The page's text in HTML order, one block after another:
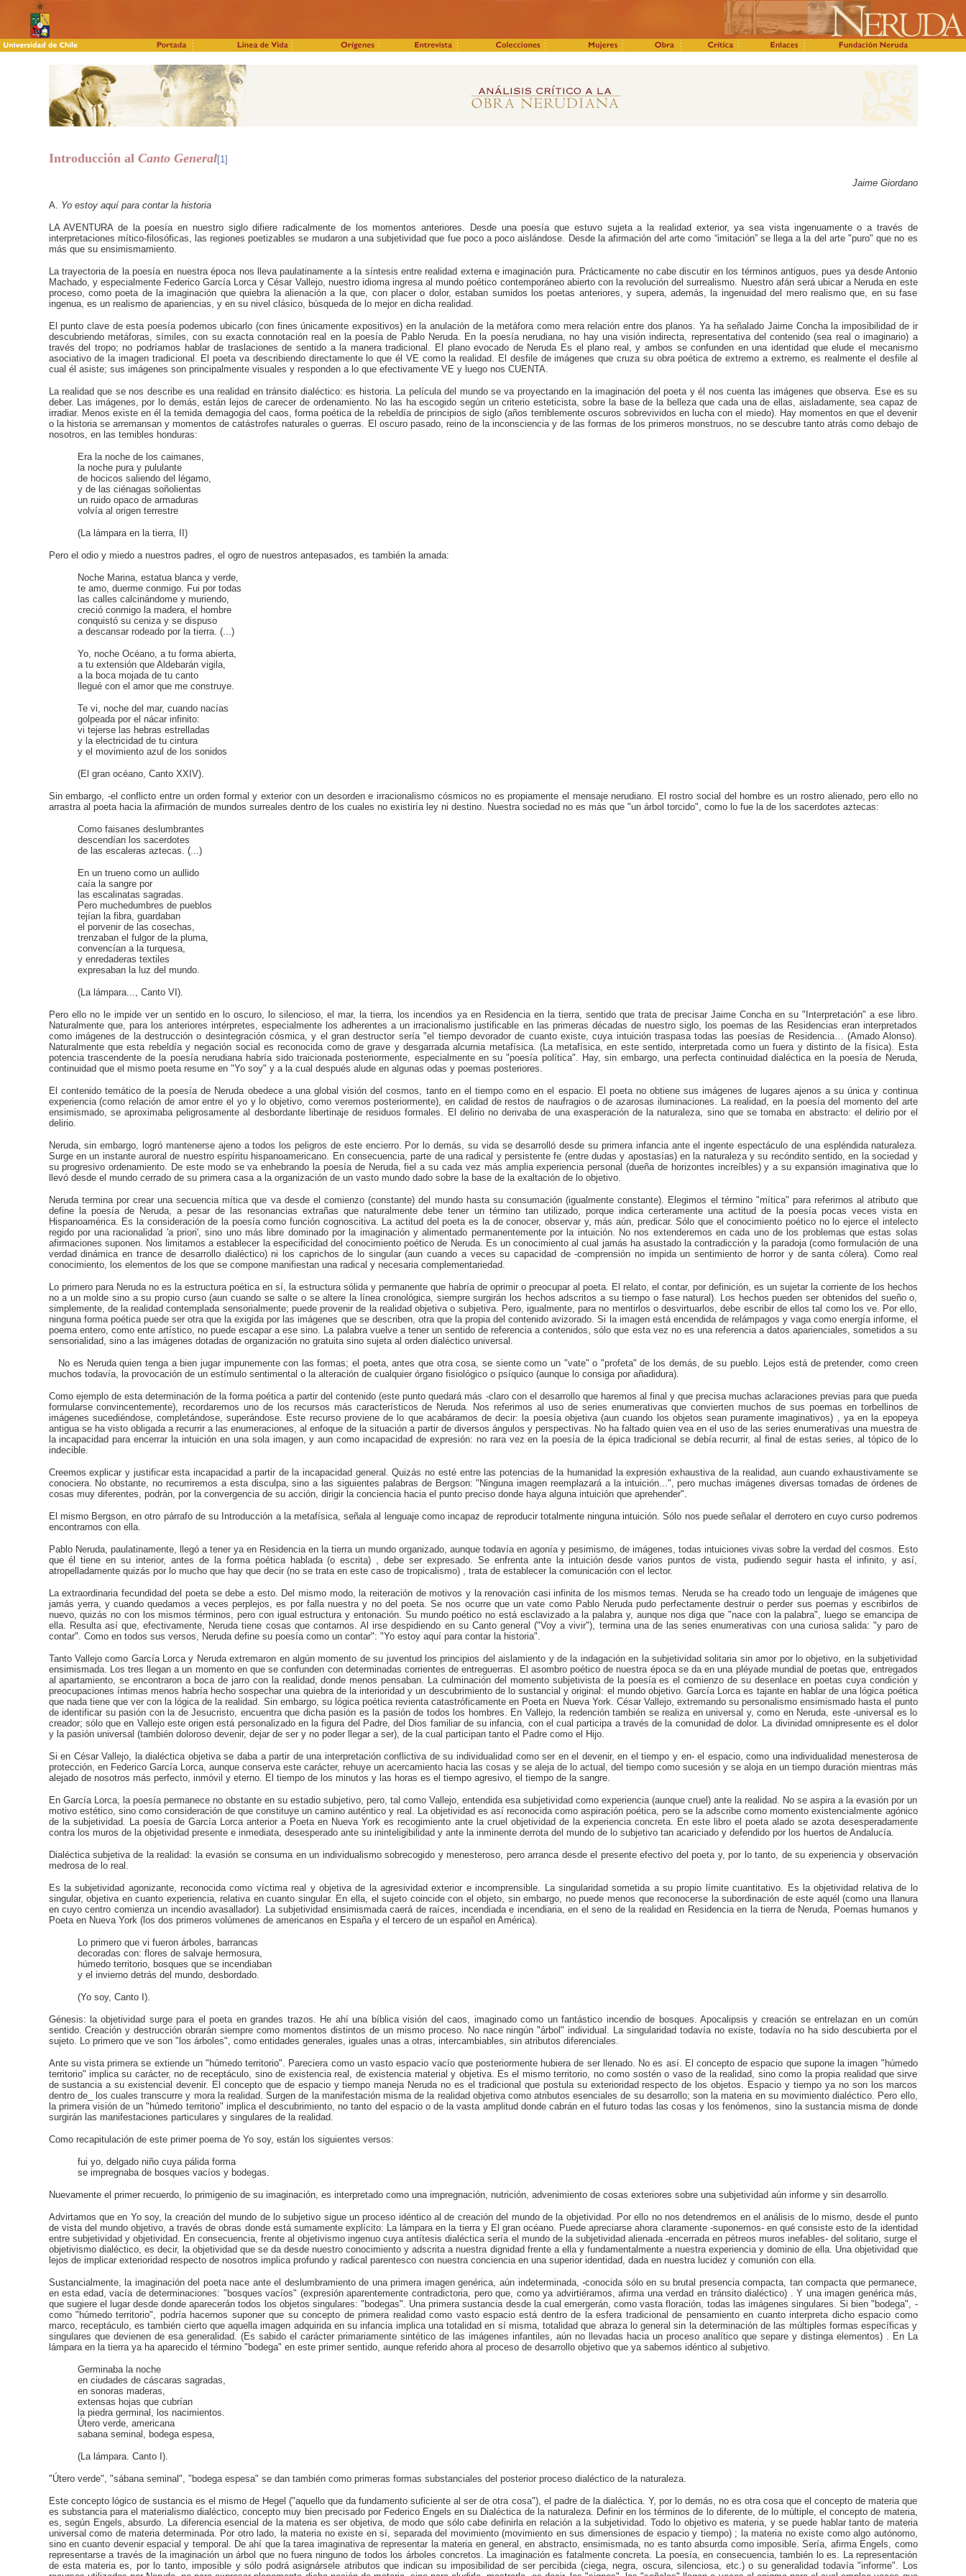
Introducción alCanto General[1]
Jaime Giordano
A. Yo estoy aquí para contar la historia
LA AVENTURA de la poesía en nuestro siglo difiere radicalmente de los momentos anteriores. Desde una poesía que estuvo sujeta a la realidad exterior, ya sea vista ingenuamente o a través de
interpretaciones mítico-filosóficas, las regiones poetizables se mudaron a una subjetividad que fue poco a poco aislándose. Desde la afirmación del arte como “imitación” se llega a la del arte "puro" que no es
más que su ensimismamiento.
La trayectoria de la poesía en nuestra época nos lleva paulatinamente a la síntesis entre realidad externa e imaginación pura. Prácticamente no cabe discutir en los términos antiguos, pues ya desde Antonio
Machado, y especialmente Federico García Lorca y César Vallejo, nuestro idioma ingresa al mundo poético contemporáneo abierto con la revolución del surrealismo. Nuestro afán será ubicar a Neruda en este
proceso, como poeta de la imaginación que quiebra la alienación a la que, con placer o dolor, estaban sumidos los poetas anteriores, y supera, además, la ingenuidad del mero realismo que, en su fase
ingenua, es un realismo de apariencias, y en su nivel clásico, búsqueda de lo mejor en dicha realidad.
El punto clave de esta poesía podemos ubicarlo (con fines únicamente expositivos) en la anulación de la metáfora como mera relación entre dos planos. Ya ha señalado Jaime Concha la imposibilidad de ir
descubriendo metáforas, símiles, con su exacta connotación real en la poesía de Pablo Neruda. En la poesía nerudiana, no hay una visión indirecta, representativa del contenido (sea real o imaginario) a
través del tropo; no podríamos hablar de traslaciones de sentido a la manera tradicional. El plano evocado de Neruda Es el plano real, y ambos se confunden en una identidad que elude el mecanismo
asociativo de la imagen tradicional. El poeta va describiendo directamente lo que él VE como la realidad. El desfile de imágenes que cruza su obra poética de extremo a extremo, es realmente el desfile al
cual él asiste; sus imágenes son principalmente visuales y responden a lo que efectivamente VE y luego nos CUENTA.
La realidad que se nos describe es una realidad en tránsito dialéctico: es historia. La película del mundo se va proyectando en la imaginación del poeta y él nos cuenta las imágenes que observa. Ese es su
deber. Las imágenes, por lo demás, están lejos de carecer de ordenamiento. No las ha escogido según un criterio esteticista, sobre la base de la belleza que cada una de ellas, aisladamente, sea capaz de
irradiar. Menos existe en él la temida demagogia del caos, forma poética de la rebeldía de principios de siglo (años terriblemente oscuros sobrevividos en lucha con el miedo). Hay momentos en que el devenir
o la historia se arremansan y momentos de catástrofes naturales o guerras. El oscuro pasado, reino de la inconsciencia y de las formas de los primeros monstruos, no se descubre tanto atrás como debajo de
nosotros, en las temibles honduras:
Era la noche de los caimanes,
la noche pura y pululante
de hocicos saliendo del légamo,
y de las ciénagas soñolientas
un ruido opaco de armaduras
volvía al origen terrestre
(La lámpara en la tierra, II)
Pero el odio y miedo a nuestros padres, el ogro de nuestros antepasados, es también la amada:
Noche Marina, estatua blanca y verde,
te amo, duerme conmigo. Fui por todas
las calles calcinándome y muriendo,
creció conmigo la madera, el hombre
conquistó su ceniza y se dispuso
a descansar rodeado por la tierra. (...)
Yo, noche Océano, a tu forma abierta,
a tu extensión que Aldebarán vigila,
a la boca mojada de tu canto
llegué con el amor que me construye.
Te vi, noche del mar, cuando nacías
golpeada por el nácar infinito:
vi tejerse las hebras estrelladas
y la electricidad de tu cintura
y el movimiento azul de los sonidos
(El gran océano, Canto XXIV).
Sin embargo, -el conflicto entre un orden formal y exterior con un desorden e irracionalismo cósmicos no es propiamente el mensaje nerudiano. El rostro social del hombre es un rostro alienado, pero ello no
arrastra al poeta hacia la afirmación de mundos surreales dentro de los cuales no existiría ley ni destino. Nuestra sociedad no es más que "un árbol torcido", como lo fue la de los sacerdotes aztecas:
Como faisanes deslumbrantes
descendían los sacerdotes
de las escaleras aztecas. (...)
En un trueno como un aullido
caía la sangre por
las escalinatas sagradas.
Pero muchedumbres de pueblos
tejían la fibra, guardaban
el porvenir de las cosechas,
trenzaban el fulgor de la pluma,
convencían a la turquesa,
y enredaderas textiles
expresaban la luz del mundo.
(La lámpara..., Canto VI).
Pero ello no le impide ver un sentido en lo oscuro, lo silencioso, el mar, la tierra, los incendios ya en Residencia en la tierra, sentido que trata de precisar Jaime Concha en su "Interpretación" a ese libro.
Naturalmente que, para los anteriores intérpretes, especialmente los adherentes a un irracionalismo justificable en las primeras décadas de nuestro siglo, los poemas de las Residencias eran interpretados
como imágenes de la destrucción o desintegración cósmica, y el gran destructor sería "el tiempo devorador de cuanto existe, cuya intuición traspasa todas las poesías de Residencia… (Amado Alonso).
Naturalmente que esta rebeldía y negación social es reconocida como de grave y desgarrada alcurnia metafísica. (La metafísica, en este sentido, interpretada como un fuera y distinto de la física). Esta
potencia trascendente de la poesía nerudiana habría sido traicionada posteriormente, especialmente en su "poesía política". Hay, sin embargo, una perfecta continuidad dialéctica en la poesía de Neruda,
continuidad que el mismo poeta resume en "Yo soy" y a la cual después alude en algunas odas y poemas posteriores.
El contenido temático de la poesía de Neruda obedece a una global visión del cosmos, tanto en el tiempo como en el espacio. El poeta no obtiene sus imágenes de lugares ajenos a su única y continua
experiencia (como relación de amor entre el yo y lo objetivo, como veremos posteriormente), en calidad de restos de naufragios o de azarosas iluminaciones. La realidad, en la poesía del momento del arte
ensimismado, se aproximaba peligrosamente al desbordante libertinaje de residuos formales. El delirio no derivaba de una exasperación de la naturaleza, sino que se tomaba en abstracto: el delirio por el
delirio.
Neruda, sin embargo, logró mantenerse ajeno a todos los peligros de este encierro. Por lo demás, su vida se desarrolló desde su primera infancia ante el ingente espectáculo de una espléndida naturaleza.
Surge en un instante auroral de nuestro espíritu hispanoamericano. En consecuencia, parte de una radical y persistente fe (entre dudas y apostasías) en la naturaleza y su recóndito sentido, en la sociedad y
su progresivo ordenamiento. De este modo se va enhebrando la poesía de Neruda, fiel a su cada vez más amplia experiencia personal (dueña de horizontes increíbles) y a su expansión imaginativa que lo
llevó desde el mundo cerrado de su primera casa a la organización de un vasto mundo dado sobre la base de la exaltación de lo objetivo.
Neruda termina por crear una secuencia mítica que va desde el comienzo (constante) del mundo hasta su consumación (igualmente constante). Elegimos el término "mítica" para referirnos al atributo que
define la poesía de Neruda, a pesar de las resonancias extrañas que naturalmente debe tener un término tan utilizado, porque indica certeramente una actitud de la poesía pocas veces vista en
Hispanoamérica. Es la consideración de la poesía como función cognoscitiva. La actitud del poeta es la de conocer, observar y, más aún, predicar. Sólo que el conocimiento poético no lo ejerce el intelecto
regido por una racionalidad 'a priori', sino uno más libre dominado por la imaginación y alimentado permanentemente por la intuición. No nos extenderemos en cada uno de los problemas que estas solas
afirmaciones suponen. Nos limitamos a establecer la especificidad del conocimiento poético de Neruda. Es un conocimiento al cual jamás ha asustado la contradicción y la paradoja (como formulación de una
verdad dinámica en trance de desarrollo dialéctico) ni los caprichos de lo singular (aun cuando a veces su capacidad de -comprensión no impida un sentimiento de horror y de santa cólera). Como real
conocimiento, los elementos de los que se compone manifiestan una radical y necesaria complementariedad.
Lo primero para Neruda no es la estructura poética en sí, la estructura sólida y permanente que habría de oprimir o preocupar al poeta. El relato, el contar, por definición, es un sujetar la corriente de los hechos
no a un molde sino a su propio curso (aun cuando se salte o se altere la línea cronológica, siempre surgirán los hechos adscritos a su tiempo o fase natural). Los hechos pueden ser obtenidos del sueño o,
simplemente, de la realidad contemplada sensorialmente; puede provenir de la realidad objetiva o subjetiva. Pero, igualmente, para no mentirlos o desvirtuarlos, debe escribir de ellos tal como los ve. Por ello,
ninguna forma poética puede ser otra que la exigida por las imágenes que se describen, otra que la propia del contenido avizorado. Si la imagen está encendida de relámpagos y vaga como energía informe, el
poema entero, como ente artístico, no puede escapar a ese sino. La palabra vuelve a tener un sentido de referencia a contenidos, sólo que esta vez no es una referencia a datos aparienciales, sometidos a su
sensorialidad, sino a las imágenes dotadas de organización no gratuita sino sujeta al orden dialéctico universal.
No es Neruda quien tenga a bien jugar impunemente con las formas; el poeta, antes que otra cosa, se siente como un "vate" o "profeta" de los demás, de su pueblo. Lejos está de pretender, como creen
muchos todavía, la provocación de un estímulo sentimental o la alteración de cualquier órgano fisiológico o psíquico (aunque lo consiga por añadidura).
Como ejemplo de esta determinación de la forma poética a partir del contenido (este punto quedará más -claro con el desarrollo que haremos al final y que precisa muchas aclaraciones previas para que pueda
formularse convincentemente), recordaremos uno de los recursos más característicos de Neruda. Nos referimos al uso de series enumerativas que convierten muchos de sus poemas en torbellinos de
imágenes sucediéndose, completándose, superándose. Este recurso proviene de lo que acabáramos de decir: la poesía objetiva (aun cuando los objetos sean puramente imaginativos) , ya en la epopeya
antigua se ha visto obligada a recurrir a las enumeraciones, al enfoque de la situación a partir de diversos ángulos y perspectivas. No ha faltado quien vea en el uso de las series enumerativas una muestra de
la incapacidad para encerrar la intuición en una sola imagen, y aun como incapacidad de expresión: no rara vez en la poesía de la épica tradicional se debía recurrir, al final de estas series, al tópico de lo
indecible.
Creemos explicar y justificar esta incapacidad a partir de la incapacidad general. Quizás no esté entre las potencias de la humanidad la expresión exhaustiva de la realidad, aun cuando exhaustivamente se
conociera. No obstante, no recurriremos a esta disculpa, sino a las siguientes palabras de Bergson: "Ninguna imagen reemplazará a la intuición...", pero muchas imágenes diversas tomadas de órdenes de
cosas muy diferentes, podrán, por la convergencia de su acción, dirigir la conciencia hacia el punto preciso donde haya alguna intuición que aprehender".
El mismo Bergson, en otro párrafo de su Introducción a la metafísica, señala al lenguaje como incapaz de reproducir totalmente ninguna intuición. Sólo nos puede señalar el derrotero en cuyo curso podremos
encontrarnos con ella.
Pablo Neruda, paulatinamente, llegó a tener ya en Residencia en la tierra un mundo organizado, aunque todavía en agonía y pesimismo, de imágenes, todas intuiciones vivas sobre la verdad del cosmos. Esto
que él tiene en su interior, antes de la forma poética hablada (o escrita) , debe ser expresado. Se enfrenta ante la intuición desde varios puntos de vista, pudiendo seguir hasta el infinito, y así,
atropelladamente quizás por lo mucho que hay que decir (no se trata en este caso de tropicalismo) , trata de establecer la comunicación con el lector.
La extraordinaria fecundidad del poeta se debe a esto. Del mismo modo, la reiteración de motivos y la renovación casi infinita de los mismos temas. Neruda se ha creado todo un lenguaje de imágenes que
jamás yerra, y cuando quedamos a veces perplejos, es por falla nuestra y no del poeta. Se nos ocurre que un vate como Pablo Neruda pudo perfectamente destruir o perder sus poemas y escribirlos de
nuevo, quizás no con los mismos términos, pero con igual estructura y entonación. Su mundo poético no está esclavizado a la palabra y, aunque nos diga que "nace con la palabra", luego se emancipa de
ella. Resulta así que, efectivamente, Neruda tiene cosas que contarnos. Al irse despidiendo en su Canto general ("Voy a vivir"), termina una de las series enumerativas con una curiosa salida: "y paro de
contar". Como en todos sus versos, Neruda define su poesía como un contar": "Yo estoy aquí para contar la historia".
Tanto Vallejo como García Lorca y Neruda extremaron en algún momento de su juventud los principios del aislamiento y de la indagación en la subjetividad solitaria sin amor por lo objetivo, en la subjetividad
ensimismada. Los tres llegan a un momento en que se confunden con determinadas corrientes de entreguerras. El asombro poético de nuestra época se da en una pléyade mundial de poetas que, entregados
al apartamiento, se encontraron a boca de jarro con la realidad, donde menos pensaban. La culminación del momento subjetivista de la poesía es el comienzo de su desenlace en poetas cuya condición y
preocupaciones íntimas menos habría hecho sospechar una quiebra de la interioridad y un descubrimiento de lo sustancial y original: el mundo objetivo. García Lorca es tajante en hablar de una lógica poética
que nada tiene que ver con la lógica de la realidad. Sin embargo, su lógica poética revienta catastróficamente en Poeta en Nueva York. César Vallejo, extremando su personalismo ensimismado hasta el punto
de identificar su pasión con la de Jesucristo, encuentra que dicha pasión es la pasión de todos los hombres. En Vallejo, la redención también se realiza en universal y, como en Neruda, este -universal es lo
creador; sólo que en Vallejo este origen está personalizado en la figura del Padre, del Dios familiar de su infancia, con el cual participa a través de la comunidad de dolor. La divinidad omnipresente es el dolor
y la pasión universal (también doloroso devenir, dejar de ser y no poder llegar a ser), de la cual participan tanto el Padre como el Hijo.
Si en César Vallejo, la dialéctica objetiva se daba a partir de una interpretación conflictiva de su individualidad como ser en el devenir, en el tiempo y en- el espacio, como una individualidad menesterosa de
protección, en Federico García Lorca, aunque conserva este carácter, rehuye un acercamiento hacia las cosas y se aleja de lo actual, del tiempo como sucesión y se aloja en un tiempo duración mientras más
alejado de nosotros más perfecto, inmóvil y eterno. El tiempo de los minutos y las horas es el tiempo agresivo, el tiempo de la sangre.
En García Lorca, la poesía permanece no obstante en su estadio subjetivo, pero, tal como Vallejo, entendida esa subjetividad como experiencia (aunque cruel) ante la realidad. No se aspira a la evasión por un
motivo estético, sino como consideración de que constituye un camino auténtico y real. La objetividad es así reconocida como aspiración poética, pero se la adscribe como momento existencialmente agónico
de la subjetividad. La poesía de García Lorca anterior a Poeta en Nueva York es recogimiento ante la cruel objetividad de la experiencia concreta. En este libro el poeta alado se azota desesperadamente
contra los muros de la objetividad presente e inmediata, desesperado ante su ininteligibilidad y ante la inminente derrota del mundo de lo subjetivo tan acariciado y defendido por los huertos de Andalucía.
Dialéctica subjetiva de la realidad: la evasión se consuma en un individualismo sobrecogido y menesteroso, pero arranca desde el presente efectivo del poeta y, por lo tanto, de su experiencia y observación
medrosa de lo real.
Es la subjetividad agonizante, reconocida como víctima real y objetiva de la agresividad exterior e incomprensible. La singularidad sometida a su propio límite cuantitativo. Es la objetividad relativa de lo
singular, objetiva en cuanto experiencia, relativa en cuanto singular. En ella, el sujeto coincide con el objeto, sin embargo, no puede menos que reconocerse la subordinación de este aquél (como una llanura
en cuyo centro comienza un incendio avasallador). La subjetividad ensimismada caerá de raíces, incendiada e incendiaria, en el seno de la realidad en Residencia en la tierra de Neruda, Poemas humanos y
Poeta en Nueva York (los dos primeros volúmenes de americanos en España y el tercero de un español en América).
Lo primero que vi fueron árboles, barrancas
decoradas con: flores de salvaje hermosura,
húmedo territorio, bosques que se incendiaban
y el invierno detrás del mundo, desbordado.
(Yo soy, Canto I).
Génesis: la objetividad surge para el poeta en grandes trazos. He ahí una bíblica visión del caos, imaginado como un fantástico incendio de bosques. Apocalipsis y creación se entrelazan en un común
sentido. Creación y destrucción obrarán siempre como momentos distintos de un mismo proceso. No nace ningún "árbol" individual. La singularidad todavía no existe, todavía no ha sido descubierta por el
sujeto. Lo primero que ve son "los árboles", como entidades generales, iguales unas a otras, intercambiables, sin atributos diferenciales.
Ante su vista primera se extiende un "húmedo territorio". Pareciera como un vasto espacio vacío que posteriormente hubiera de ser llenado. No es así. El concepto de espacio que supone la imagen "húmedo
territorio" implica su carácter, no de receptáculo, sino de existencia real, de existencia material y objetiva. Es el mismo territorio, no como sostén o vaso de la realidad, sino como la propia realidad que sirve
de sustancia a su existencial devenir. El concepto que de espacio y tiempo maneja Neruda no es el tradicional que postula su exterioridad respecto de los objetos. Espacio y tiempo ya no son los marcos
dentro de_ los cuales transcurre y mora la realidad. Surgen de la manifestación misma de la realidad objetiva como atributos esenciales de su desarrollo; son la materia en su movimiento dialéctico. Pero ello,
la primera visión de un "húmedo territorio" implica el descubrimiento, no tanto del espacio o de la vasta amplitud donde cabrán en el futuro todas las cosas y los fenómenos, sino la sustancia misma de donde
surgirán las manifestaciones particulares y singulares de la realidad.
Como recapitulación de este primer poema de Yo soy, están los siguientes versos:
fui yo, delgado niño cuya pálida forma
se impregnaba de bosques vacíos y bodegas.
Nuevamente el primer recuerdo, lo primigenio de su imaginación, es interpretado como una impregnación, nutrición, advenimiento de cosas exteriores sobre una subjetividad aún informe y sin desarrollo.
Advirtamos que en Yo soy, la creación del mundo de lo subjetivo sigue un proceso idéntico al de creación del mundo de la objetividad. Por ello no nos detendremos en el análisis de lo mismo, desde el punto
de vista del mundo objetivo, a través de obras donde está sumamente explícito: La lámpara en la tierra y El gran océano. Puede apreciarse ahora claramente -suponemos- en qué consiste esto de la identidad
entre subjetividad y objetividad. En consecuencia, frente al objetivismo ingenuo cuya antítesis dialéctica sería el mundo de la subjetividad alienada -encerrada en pétreos muros inefables- del solitario, surge el
objetivismo dialéctico, es decir, la objetividad que se da desde nuestro conocimiento y adscrita a nuestra dignidad frente a ella y fundamentalmente a nuestra experiencia y dominio de ella. Una objetividad que
lejos de implicar exterioridad respecto de nosotros implica profundo y radical parentesco con nuestra conciencia en una superior identidad, dada en nuestra lucidez y comunión con ella.
Sustancialmente, la imaginación del poeta nace ante el deslumbramiento de una primera imagen genérica, aún indeterminada, -conocida sólo en su brutal presencia compacta, tan compacta que permanece,
en esta edad, vacía de determinaciones: "bosques vacíos" (expresión aparentemente contradictoria, pero que, como ya advirtiéramos, afirma una verdad en tránsito dialéctico) . Y una imagen genérica más,
que sugiere el lugar desde donde aparecerán todos los objetos singulares: "bodegas". Una primera sustancia desde la cual emergerán, como vasta floración, todas las imágenes singulares. Si bien "bodega", -
como "húmedo territorio", podría hacernos suponer que su concepto de primera realidad como vasto espacio está dentro de la esfera tradicional de pensamiento en cuanto interpreta dicho espacio como
marco, receptáculo, es también cierto que aquella imagen adquirida en su infancia implica una totalidad en sí misma, totalidad que abraza lo general sin la determinación de las múltiples formas específicas y
singulares que devienen de esa generalidad. (Es sabido el carácter primariamente sintético de las imágenes infantiles, aún no llevadas hacia un proceso analítico que separe y distinga elementos) . En La
lámpara en la tierra ya ha aparecido el término "bodega" en este primer sentido, aunque referido ahora al proceso de desarrollo objetivo que ya sabemos idéntico al subjetivo.
Germinaba la noche
en ciudades de cáscaras sagradas,
en sonoras maderas,
extensas hojas que cubrían
la piedra germinal, los nacimientos.
Útero verde, americana
sabana seminal, bodega espesa,
(La lámpara. Canto I).
"Útero verde", "sábana seminal", "bodega espesa" se dan también como primeras formas substanciales del posterior proceso dialéctico de la naturaleza.
Este concepto lógico de sustancia es el mismo de Hegel ("aquello que da fundamento suficiente al ser de otra cosa"), el padre de la dialéctica. Y, por lo demás, no es otra cosa que el concepto de materia que
es substancia para el materialismo dialéctico, concepto muy bien precisado por Federico Engels en su Dialéctica de la naturaleza. Definir en los términos de lo diferente, de lo múltiple, el concepto de materia,
es, según Engels, absurdo. La diferencia esencial de la materia es ser objetiva, de modo que sólo cabe definirla en relación a la subjetividad. Todo lo objetivo es materia, y se puede hablar tanto de materia
universal como de materia determinada. Por otro lado, la materia no existe en sí, separada del movimiento (movimiento en sus dimensiones de espacio y tiempo) ; la materia no existe como algo autónomo,
sino en cuanto devenir espacial y temporal. De ahí que la tarea imaginativa de representar la materia en general, en abstracto, ensimismada, no es tanto absurda como imposible. Sería, afirma Engels, como
representarse a través de la imaginación un árbol que no fuera ninguno de todos los árboles concretos. La imaginación es fatalmente concreta. La poesía, en consecuencia, también lo es. La representación
de esta materia es, por lo tanto, imposible y sólo podrá asignársele atributos que indican su imposibilidad de ser percibida (ciega, negra, oscura, silenciosa, etc.) o su generalidad todavía "informe". Los